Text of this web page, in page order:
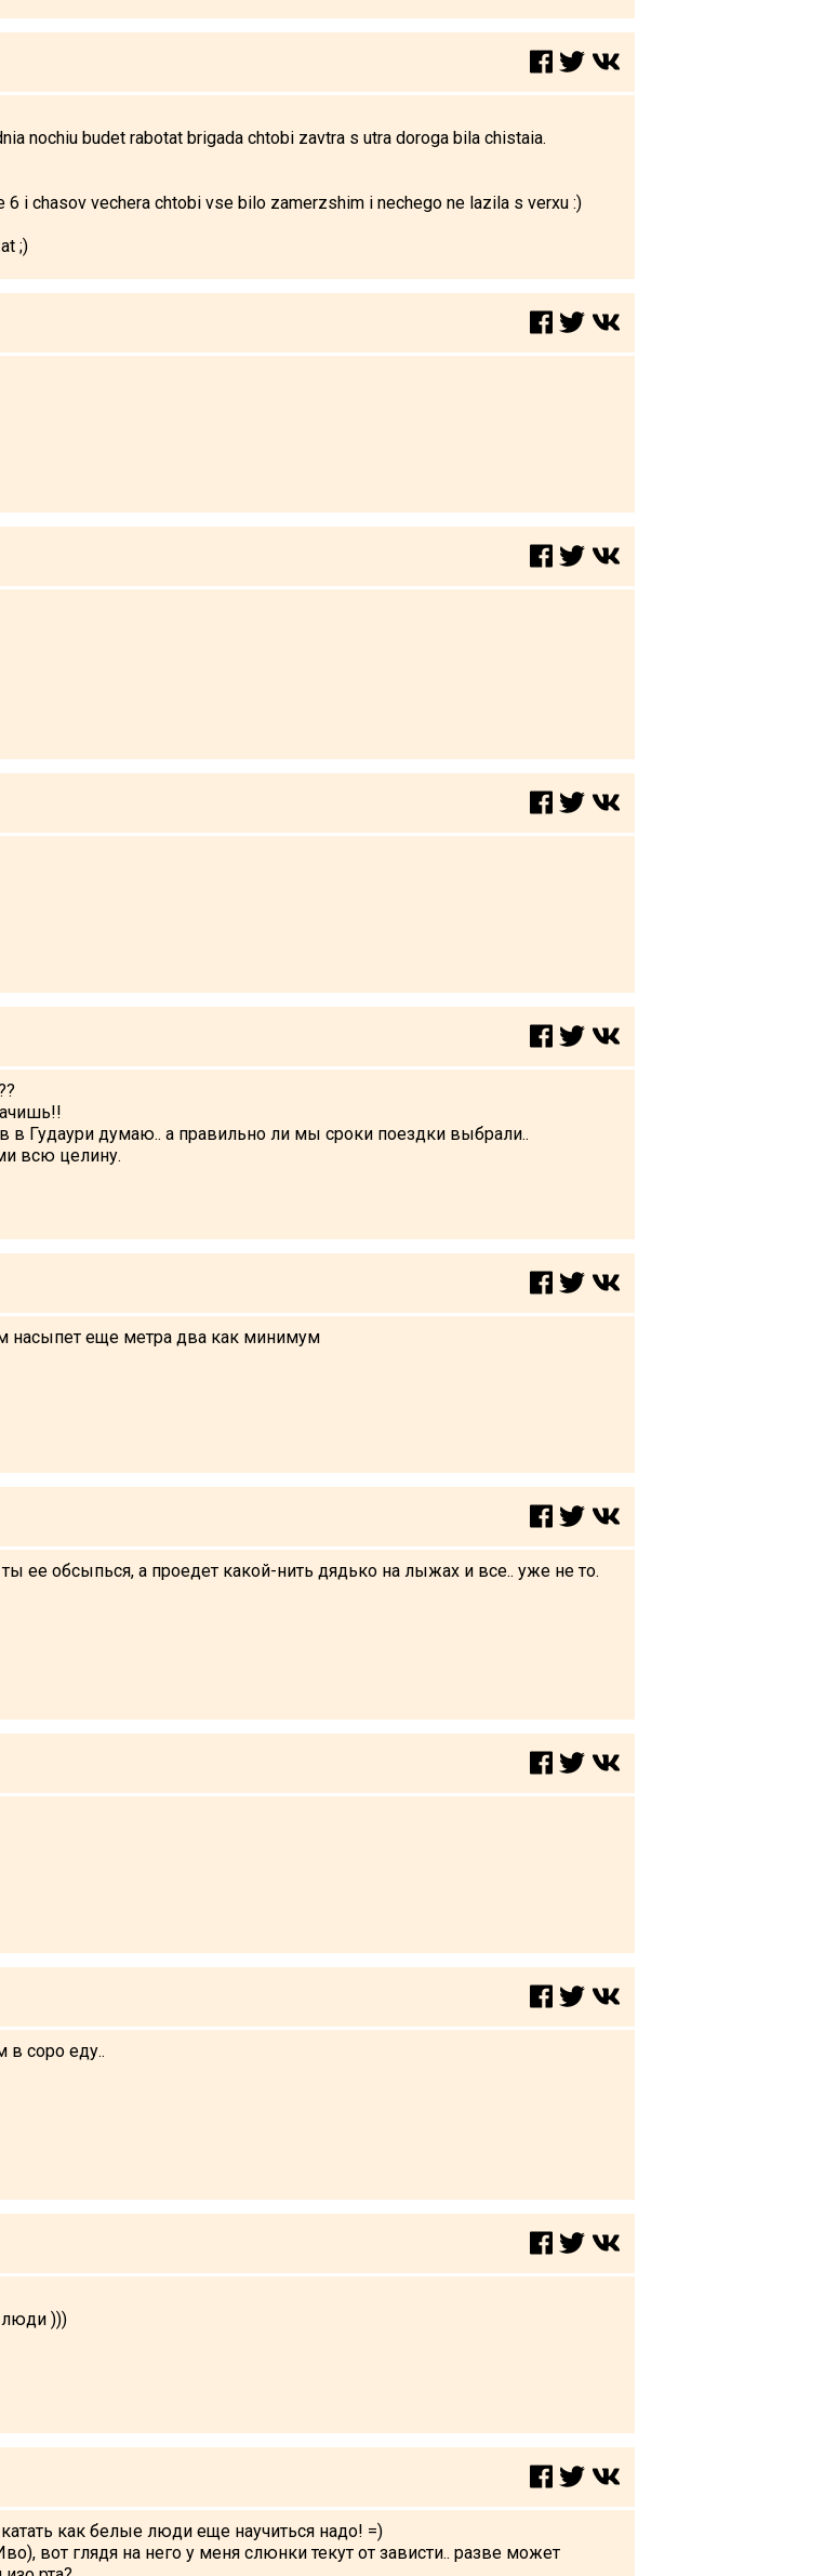
nochiu budet rabotat brigada chtobi zavtra s utra doroga bila chistaia.
i chasov vechera chtobi vse bilo zamerzshim i nechego ne lazila s verxu :)
;)
в Гудаури думаю.. а правильно ли мы сроки поездки выбрали..
всю целину.
насыпет еще метра два как минимум
ее обсыпься, а проедет какой-нить дядько на лыжах и все.. уже не то.
в соро еду..
люди )))
как белые люди еще научиться надо! =)
вот глядя на него у меня слюнки текут от зависти.. разве может